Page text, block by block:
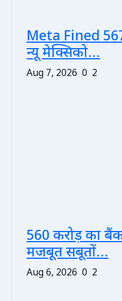
Meta Fined
न्यू मेक्सिको...
Aug 7, 2026 0 2
560 करोड़ का
मजबूत सबूतों...
Aug 6, 2026 0 2